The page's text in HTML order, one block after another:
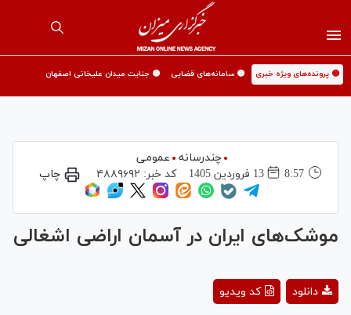
🟡 پرونده‌های ویژه خبری 🟡 سامانه‌های قضایی 🟡 جنایت میدان علیخانی اصفهان
چندرسانه
عمومی
8:57
13 فروردين 1405 کد خبر: ۴۸۸۹۶۹۲ چاپ
موشک‌های ایران در آسمان اراضی اشغالی
Playکد ویدیو دانلود